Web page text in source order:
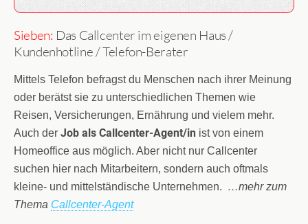
Sieben: Das Callcenter im eigenen Haus /
Kundenhotline / Telefon-Berater
Mittels Telefon befragst du Menschen nach ihrer Meinung
oder berätst sie zu unterschiedlichen Themen wie
Reisen, Versicherungen, Ernährung und vielem mehr.
Auch der Job als Callcenter-Agent/in ist von einem
Homeoffice aus möglich. Aber nicht nur Callcenter
suchen hier nach Mitarbeitern, sondern auch oftmals
kleine- und mittelständische Unternehmen. …mehr zum
Thema Callcenter-Agent